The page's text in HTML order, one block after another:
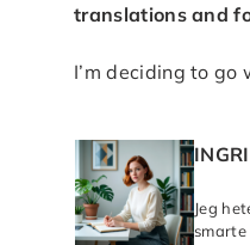
translations and
I’m deciding to
Jeg
smarte